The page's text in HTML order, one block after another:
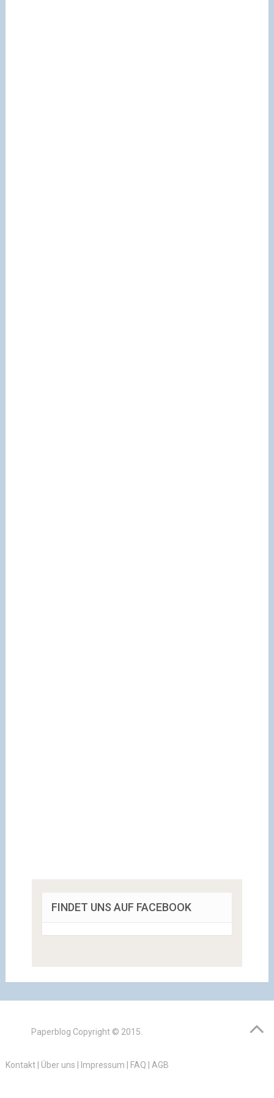
FINDET UNS AUF FACEBOOK
Paperblog Copyright © 2015.
Kontakt| Über uns Impressum FAQ AGB